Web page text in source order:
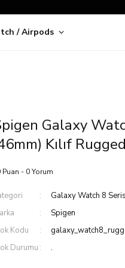
/ Airpods
Galaxy
Kılıf
Puan - 0 Yorum
Galaxy Watch 8
Spigen
Kodu
Durumu
.